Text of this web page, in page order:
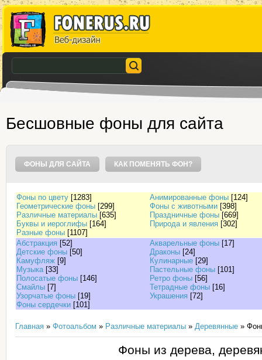
Бесшовные фоны для сайта
ФОНЫ ДЛЯ САЙТА КАК ПОМЕНЯТЬ ФОН?
Фоны по цвету [1283] Анимированные фоны [124]
Геометрические фоны [299] Фоны с животными [398]
Различные материалы [635] Праздничные фоны [669]
Буквы и иероглифы [164] Природа и явления [302]
Разные фоны [1107]
Абстракция [52] Акварельные фоны [17]
Детские фоны [50] Драконы [24]
Камуфляж [9] Кулинарные [29]
Музыка [33] Пастельные фоны [101]
Полосатые фоны [146] Ретро фоны [56]
Смайлы [7] Тетрадные фоны [16]
Узорчатые фоны [19] Украшения [72]
Фоны сердечки [101]
Главная » Фотоальбом » Различные материалы » Деревянные »
Фоны из дерева,